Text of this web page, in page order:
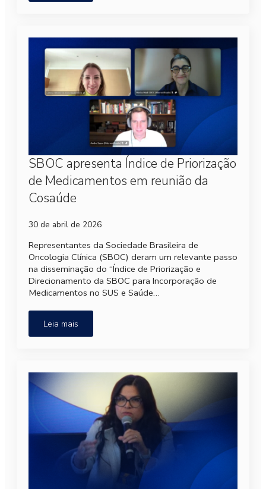
SBOC apresenta Índice de Priorização
de Medicamentos em reunião da
Cosaúde
30 de abril de 2026
Representantes da Sociedade Brasileira de
Oncologia Clínica (SBOC) deram um relevante passo
na disseminação do “Índice de Priorização e
Direcionamento da SBOC para Incorporação de
Medicamentos no SUS e Saúde…
Leia mais